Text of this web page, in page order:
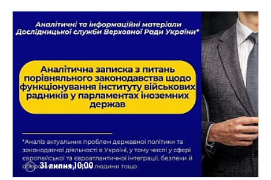
31 липня,10:00